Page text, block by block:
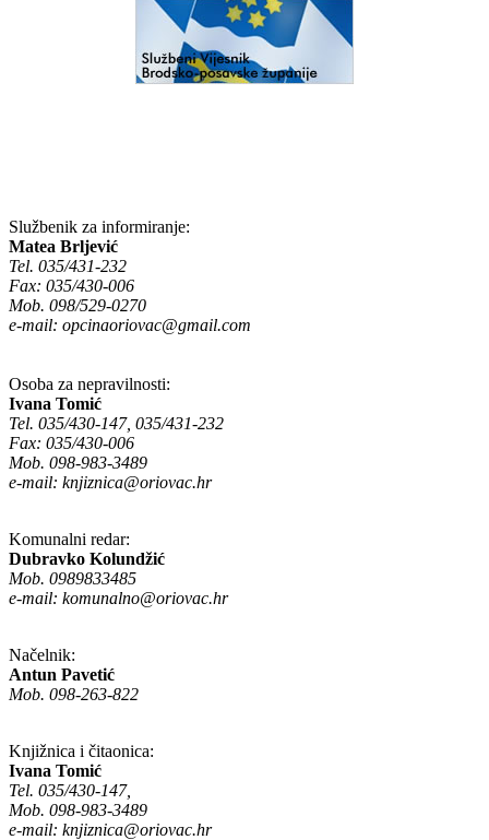
Službenik za informiranje:
Matea Brljević
Tel. 035/431-232
Fax: 035/430-006
Mob. 098/529-0270
e-mail: opcinaoriovac@gmail.com
Osoba za nepravilnosti:
Ivana Tomić
Tel. 035/430-147, 035/431-232
Fax: 035/430-006
Mob. 098-983-3489
e-mail: knjiznica@oriovac.hr
Komunalni redar:
Dubravko Kolundžić
Mob. 0989833485
e-mail: komunalno@oriovac.hr
Načelnik:
Antun Pavetić
Mob. 098-263-822
Knjižnica i čitaonica:
Ivana Tomić
Tel. 035/430-147,
Mob. 098-983-3489
e-mail: knjiznica@oriovac.hr